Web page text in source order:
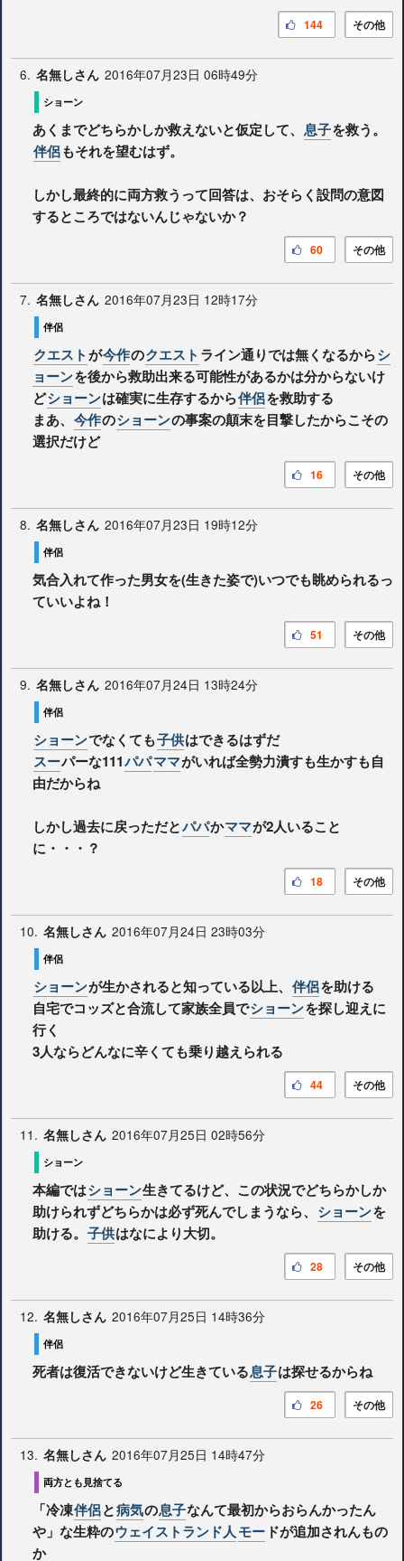
その他
144
6. 名無しさん 2016年07月23日 06時49分
ショーン
あくまでどちらかしか救えないと仮定して、 息子を救う。
伴侶もそれを望むはず。
しかし最終的に両方救うって回答は、おそらく設問の意図
するところではないんじゃないか？
その他
60
7. 名無しさん 2016年07月23日 12時17分
伴侶
クエストが今作のクエスト ライン通りでは無くなるからシ
ョーンを後から救助出来る可能性があるかは分からないけ
どショーンは確実に生存するから伴侶を救助する
まあ、 今作のショーンの事案の顛末を目撃したからこその
選択だけど
その他
16
8. 名無しさん 2016年07月23日 19時12分
伴侶
気合入れて作った男女を(生きた姿で)いつでも眺められるっ
ていいよね！
その他
51
9. 名無しさん 2016年07月24日 13時24分
伴侶
ショーンでなくても子供はできるはずだ
スーパーな111パパママがいれば全勢力潰すも生かすも自
由だからね
しかし過去に戻っただとパパかママが2人いること
に・・・？
その他
18
10. 名無しさん 2016年07月24日 23時03分
伴侶
ショーンが生かされると知っている以上、 伴侶を助ける
自宅でコッズと合流して家族全員でショーンを探し迎えに
行く
3人ならどんなに辛くても乗り越えられる
その他
44
11. 名無しさん 2016年07月25日 02時56分
ショーン
本編ではショーン生きてるけど、この状況でどちらかしか
助けられずどちらかは必ず死んでしまうなら、 ショーンを
助ける。 子供はなにより大切。
その他
28
12. 名無しさん 2016年07月25日 14時36分
伴侶
死者は復活できないけど生きている息子は探せるからね
その他
26
13. 名無しさん 2016年07月25日 14時47分
両方とも見捨てる
「冷凍伴侶と病気の息子なんて最初からおらんかったん
や」な生粋のウェイストランド人モー ドが追加されんもの
か